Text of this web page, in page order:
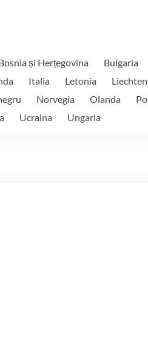
și Herțegovina Bulgaria
Italia Letonia
Norvegia Olanda
Ucraina Ungaria